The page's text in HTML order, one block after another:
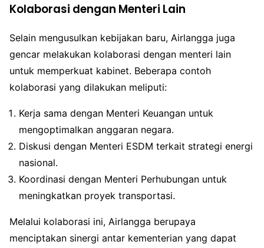
Kolaborasi dengan Menteri Lain
Selain mengusulkan kebijakan baru, Airlangga juga
gencar melakukan kolaborasi dengan menteri lain
untuk memperkuat kabinet. Beberapa contoh
kolaborasi yang dilakukan meliputi:
Kerja sama dengan Menteri Keuangan untuk
mengoptimalkan anggaran negara.
Diskusi dengan Menteri ESDM terkait strategi energi
nasional.
Koordinasi dengan Menteri Perhubungan untuk
meningkatkan proyek transportasi.
Melalui kolaborasi ini, Airlangga berupaya
menciptakan sinergi antar kementerian yang dapat